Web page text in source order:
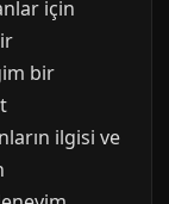
için
bir
ilgisi ve